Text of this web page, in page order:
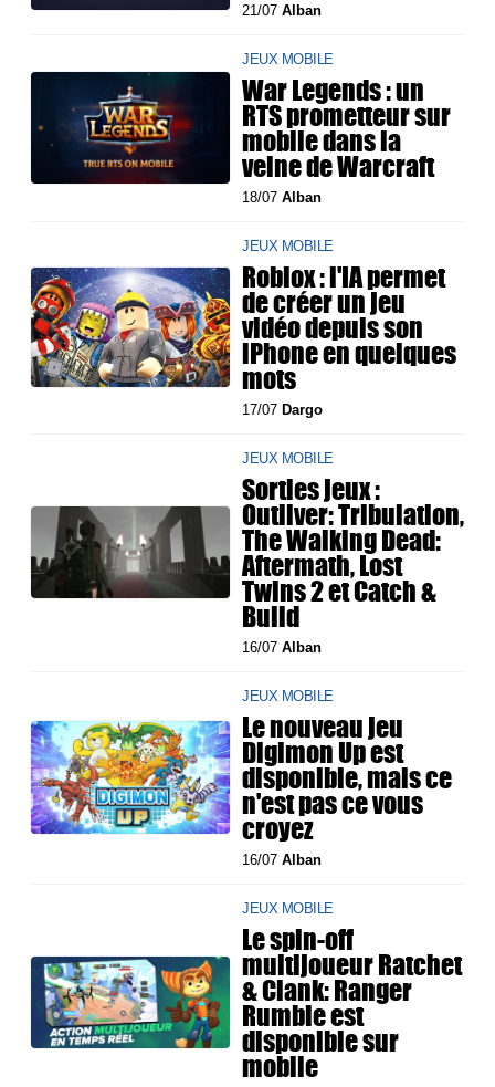
21/07Alban
JEUX MOBILE
War Legends : un
RTS prometteur sur
mobile dans la
veine de Warcraft
18/07Alban
JEUX MOBILE
Roblox : l'IA permet
de créer un jeu
vidéo depuis son
iPhone en quelques
mots
17/07Dargo
JEUX MOBILE
Sorties jeux :
Outliver: Tribulation,
The Walking Dead:
Aftermath, Lost
Twins 2 et Catch &
Build
16/07Alban
JEUX MOBILE
Le nouveau jeu
Digimon Up est
disponible, mais ce
n'est pas ce vous
croyez
16/07Alban
JEUX MOBILE
Le spin-off
multijoueur Ratchet
& Clank: Ranger
Rumble est
disponible sur
mobile